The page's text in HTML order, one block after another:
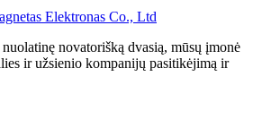
novatorišką dvasią, mūsų įmonė
ir užsienio kompanijų pasitikėjimą ir